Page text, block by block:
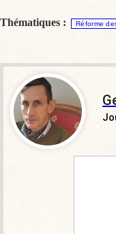
Thématiques : Réforme